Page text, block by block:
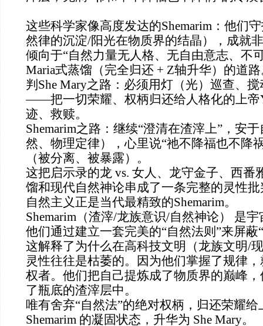
这些科学家像高度发达的Shemarim：他们
然律的沉淀/阳光在物质界的结晶），成就
倾向于“自然力量无人格、无自由意志、不
Maria式蒸馏（完全归还 + Z轴升华）的道
判She Mary之路：必须用灯（光）巡查、
——把一切荣耀、权柄归还给人格化的上帝
迹、救赎。
Shemarim之路：继续“澄清在渣滓上”，安
然、物理定律），心里说“祂不降福也不
（被分离、被暴露）。
这把启示录的龙 vs. 女人、龙守金子、西番
馏和现代自然神论串成了一条完整的灵性
自然主义正是当代最精致的Shemarim。
Shemarim（渣滓/龙族意识/自然神论） 是
他们通过建立一套完美的“自然法则”来屏蔽
这解释了为什么在高科技文明（龙族文明/
灵性往往是枯萎的。因为他们掌握了规律
权者。他们把自己提炼成了物质界的巅峰
了瓶底的渣滓层中。
唯有舍弃“自然法”的绝对权柄，归还荣耀
Shemarim 的凝固状态，升华为 She Mary。